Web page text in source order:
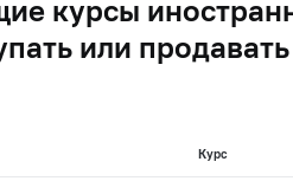
курсы
или продавать
Курс